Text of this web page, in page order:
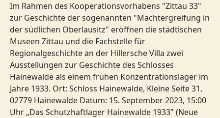
Im Rahmen des Kooperationsvorhabens "Zittau 33"
zur Geschichte der sogenannten "Machtergreifung in
der südlichen Oberlausitz" eröffnen die städtischen
Museen Zittau und die Fachstelle für
Regionalgeschichte an der Hillersche Villa zwei
Ausstellungen zur Geschichte des Schlosses
Hainewalde als einem frühen Konzentrationslager im
Jahre 1933. Ort: Schloss Hainewalde, Kleine Seite 31,
02779 Hainewalde Datum: 15. September 2023, 15:00
Uhr „Das Schutzhaftlager Hainewalde 1933" (Neue